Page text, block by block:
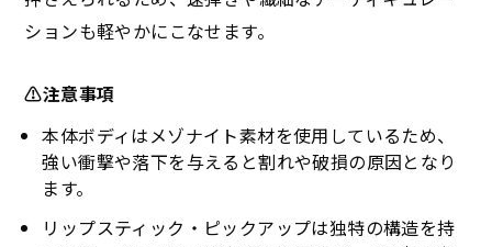
ションも軽やかにこなせます。
⚠️注意事項
本体ボディはメゾナイト素材を使用しているため、
強い衝撃や落下を与えると割れや破損の原因となり
ます。
リップスティック・ピックアップは独特の構造を持